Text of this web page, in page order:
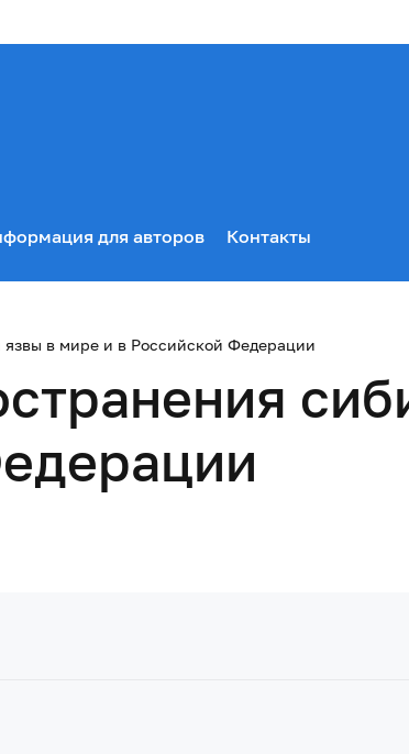
для авторов Контакты
в мире и в Российской Федерации